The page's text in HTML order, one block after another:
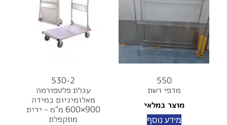
550
מדפי רשת
מוצר במלאי
מידע נוסף
530-2
עגלת פלטפורמה
מאלומיניום במידה
900×600 מ"מ – ידית
מתקפלת